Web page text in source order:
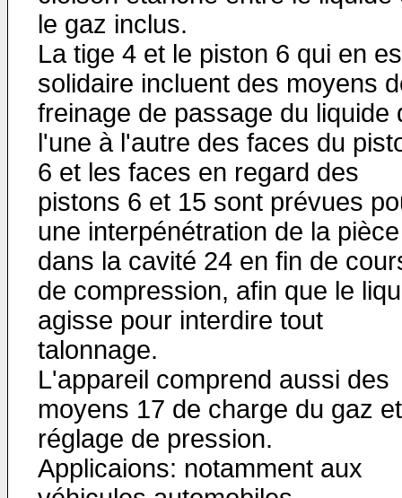
le gaz inclus.
La tige 4 et le piston 6 qui en
solidaire incluent des moyens
freinage de passage du liquide
l'une à l'autre des faces du
6 et les faces en regard des
pistons 6 et 15 sont prévues
une interpénétration de la
dans la cavité 24 en fin de
de compression, afin que le
agisse pour interdire tout
talonnage.
L'appareil comprend aussi des
moyens 17 de charge du gaz
réglage de pression.
Applicaions: notamment aux